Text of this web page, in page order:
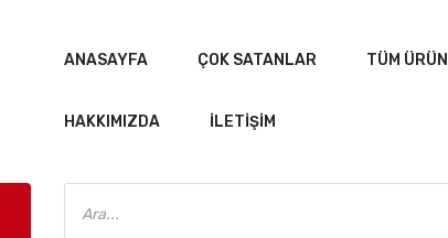
ANASAYFA ÇOK SATANLAR TÜM
HAKKIMIZDA İLETIŞIM
Products
search